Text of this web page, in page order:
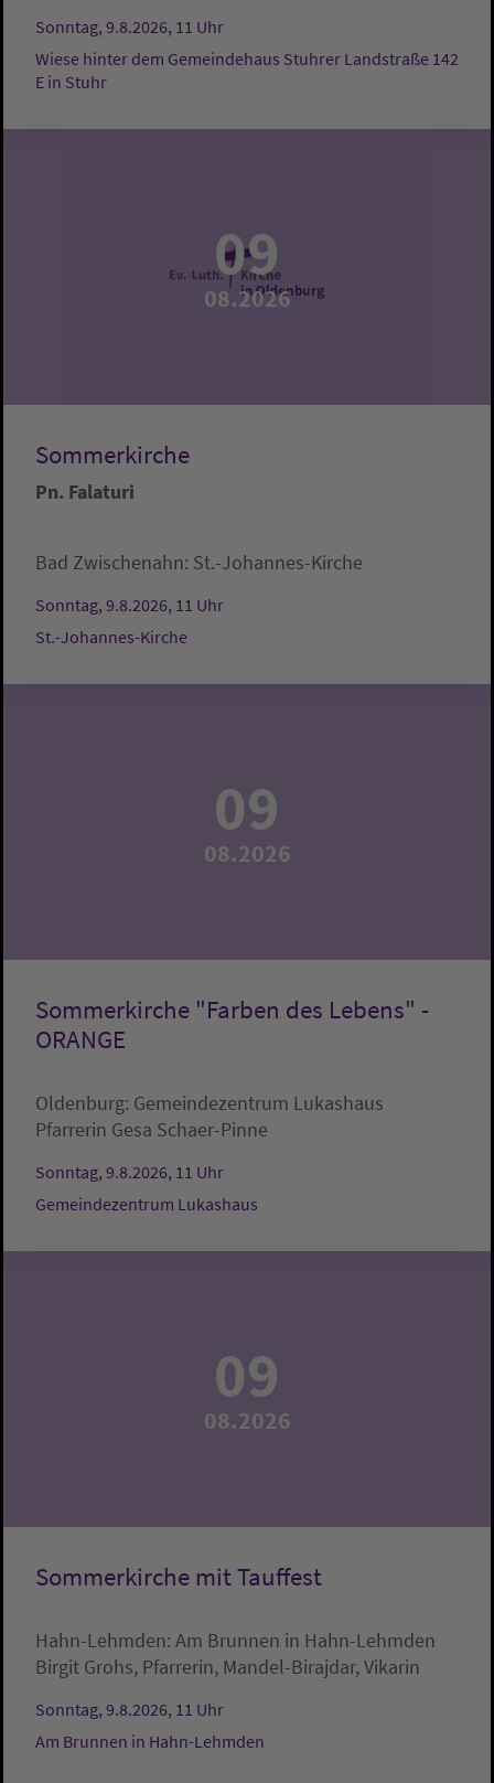
Sonntag, 9.8.2026, 11 Uhr
Wiese hinter dem Gemeindehaus Stuhrer Landstraße 142
E in Stuhr
09
08.2026
Sommerkirche
Pn. Falaturi
Bad Zwischenahn: St.-Johannes-Kirche
Sonntag, 9.8.2026, 11 Uhr
St.-Johannes-Kirche
09
08.2026
Sommerkirche "Farben des Lebens" -
ORANGE
Oldenburg: Gemeindezentrum Lukashaus
Pfarrerin Gesa Schaer-Pinne
Sonntag, 9.8.2026, 11 Uhr
Gemeindezentrum Lukashaus
09
08.2026
Sommerkirche mit Tauffest
Hahn-Lehmden: Am Brunnen in Hahn-Lehmden
Birgit Grohs, Pfarrerin, Mandel-Birajdar, Vikarin
Sonntag, 9.8.2026, 11 Uhr
Am Brunnen in Hahn-Lehmden